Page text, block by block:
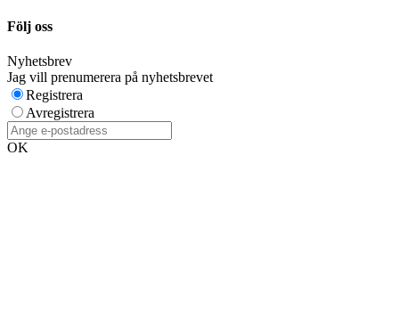
Följ oss
Nyhetsbrev
Jag vill prenumerera på nyhetsbrevet
Registrera
Avregistrera
OK